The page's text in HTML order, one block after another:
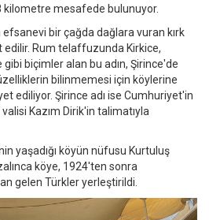
kilometre mesafede bulunuyor.
efsanevi bir çağda dağlara vuran kırk
Rum telaffuzunda Kirkice,
biçimler alan bu adın, Şirince'de
bilinmemesi için köylerine
ediliyor. Şirince adı ise Cumhuriyet'in
Kazım Dirik'in talimatıyla
yaşadığı köyün nüfusu Kurtuluş
köye, 1924'ten sonra
gelen Türkler yerleştirildi.